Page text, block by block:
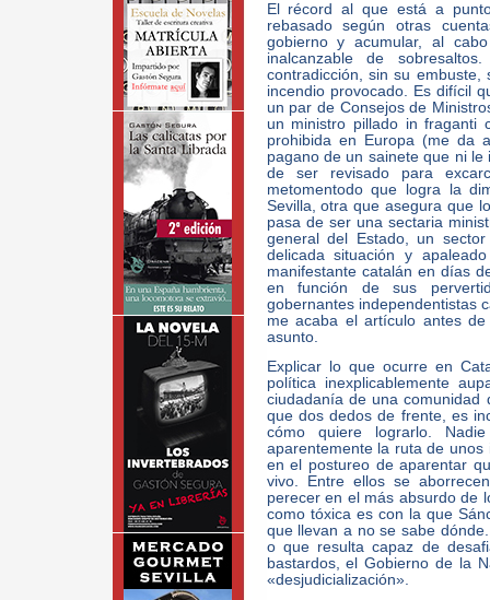
El récord al que está a
rebasado según otras
gobierno y acumular, al
inalcanzable de
contradicción, sin su
incendio provocado. Es difícil
un par de Consejos de
un ministro pillado in fraganti
prohibida en Europa (me da
pagano de un sainete que ni
de ser revisado para
metomentodo que logra la
Sevilla, otra que asegura que
pasa de ser una sectaria
general del Estado, un
delicada situación y
manifestante catalán en días
en función de sus
gobernantes independentistas
me acaba el artículo antes
asunto.
Explicar lo que ocurre en
política inexplicablemente
ciudadanía de una
que dos dedos de frente, es
cómo quiere lograrlo.
aparentemente la ruta de
en el postureo de aparentar
vivo. Entre ellos se
perecer en el más absurdo de
como tóxica es con la que
que llevan a no se sabe
o que resulta capaz de
bastardos, el Gobierno de la
«desjudicialización».